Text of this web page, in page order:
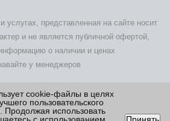
услугах, представленная на сайте носит
и не является публичной офертой,
о наличии и ценах
у менеджеров
новый Фотон по выгодной цене на
сайте дилера
cookie-файлы в целях
пользовательского
использовать